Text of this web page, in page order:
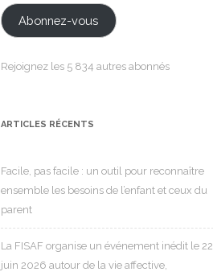
Abonnez-vous
Rejoignez les 5 834 autres abonnés
ARTICLES RÉCENTS
Facile, pas facile : un outil pour reconnaître
ensemble les besoins de l’enfant et ceux du
parent
La FISAF organise un événement inédit le 22
juin 2026 autour de la vie affective,